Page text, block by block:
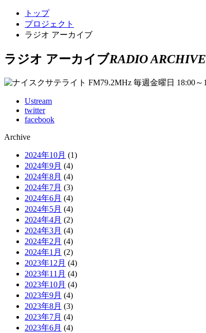
トップ
プロジェクト
ラジオ アーカイブ
ラジオ アーカイブRADIO ARCHIVE
Ustream
twitter
facebook
Archive
2024年10月 (1)
2024年9月 (4)
2024年8月 (4)
2024年7月 (3)
2024年6月 (4)
2024年5月 (4)
2024年4月 (2)
2024年3月 (4)
2024年2月 (4)
2024年1月 (2)
2023年12月 (4)
2023年11月 (4)
2023年10月 (4)
2023年9月 (4)
2023年8月 (3)
2023年7月 (4)
2023年6月 (4)